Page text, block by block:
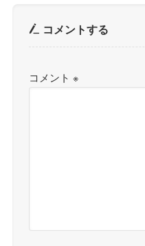
コメントする
コメント※